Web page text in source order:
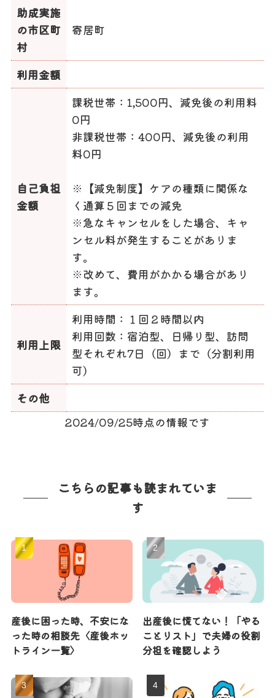
助成実施
の市区町
村
寄居町
利用金額
自己負担
金額
課税世帯：1,500円、減免後の利用料
0円
非課税世帯：400円、減免後の利用
料0円
※【減免制度】ケアの種類に関係な
く通算５回までの減免
※急なキャンセルをした場合、キャ
ンセル料が発生することがありま
す。
※改めて、費用がかかる場合があり
ます。
利用上限
利用時間：１回２時間以内
利用回数：宿泊型、日帰り型、訪問
型それぞれ7日（回）まで（分割利用
可）
その他
2024/09/25時点の情報です
こちらの記事も読まれていま
す
産後に困った時、不安にな
った時の相談先〈産後ホッ
トライン一覧〉
出産後に慌てない！「やる
ことリスト」で夫婦の役割
分担を確認しよう